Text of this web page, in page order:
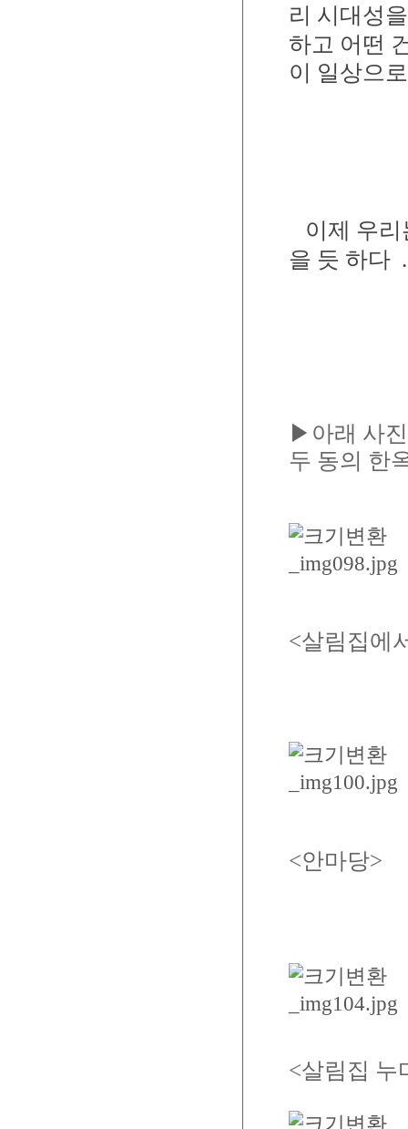
리 시대성
하고 어떤
이 일상으
이제 우
을 듯 하다 .
▶아래 사
두 동의 한
<살림집에
<안마당>
<살림집 누